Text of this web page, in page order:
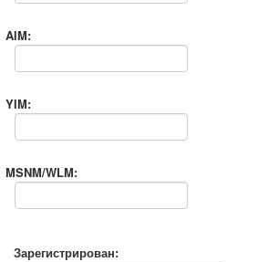
AIM:
YIM:
MSNM/WLM:
Зарегистрирован: